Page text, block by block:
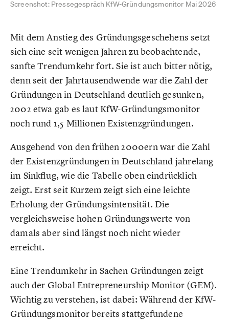
Screenshot: Pressegespräch KfW-Gründungsmonitor Mai 2026
Mit dem Anstieg des Gründungsgeschehens setzt
sich eine seit wenigen Jahren zu beobachtende,
sanfte Trendumkehr fort. Sie ist auch bitter nötig,
denn seit der Jahrtausendwende war die Zahl der
Gründungen in Deutschland deutlich gesunken,
2002 etwa gab es laut KfW-Gründungsmonitor
noch rund 1,5 Millionen Existenzgründungen.
Ausgehend von den frühen 2000ern war die Zahl
der Existenzgründungen in Deutschland jahrelang
im Sinkflug, wie die Tabelle oben eindrücklich
zeigt. Erst seit Kurzem zeigt sich eine leichte
Erholung der Gründungsintensität. Die
vergleichsweise hohen Gründungswerte von
damals aber sind längst noch nicht wieder
erreicht.
Eine Trendumkehr in Sachen Gründungen zeigt
auch der Global Entrepreneurship Monitor (GEM).
Wichtig zu verstehen, ist dabei: Während der KfW-
Gründungsmonitor bereits stattgefundene